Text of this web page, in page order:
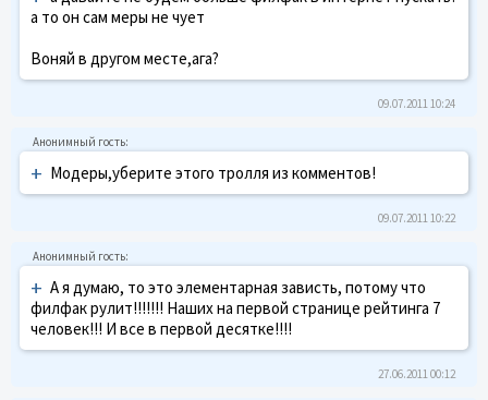
а то он сам меры не чует
Воняй в другом месте,ага?
09.07.2011 10:24
+ Модеры,уберите этого тролля из комментов!
09.07.2011 10:22
+ А я думаю, то это элементарная зависть, потому что
филфак рулит!!!!!!! Наших на первой странице рейтинга 7
человек!!! И все в первой десятке!!!!
27.06.2011 00:12